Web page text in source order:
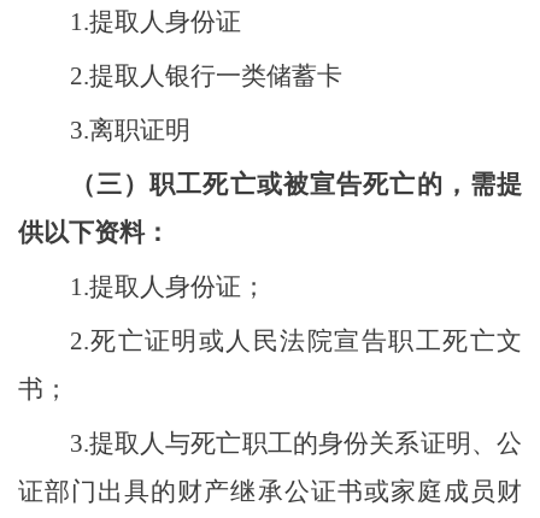
1.提取人身份证
2.提取人银行一类储蓄卡
3.离职证明
（三）职工死亡或被宣告死亡的，需提
供以下资料：
1.提取 人身份证；
2.死亡证明或人民法院宣告职工死亡文
书；
3.提取人与死亡职工的身份关系证明 、公
证部门出具的财产继承公证书或家庭成员财